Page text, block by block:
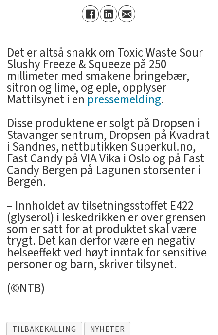
Det er altså snakk om Toxic Waste Sour
Slushy Freeze & Squeeze på 250
millimeter med smakene bringebær,
sitron og lime, og eple, opplyser
Mattilsynet i en pressemelding.
Disse produktene er solgt på Dropsen i
Stavanger sentrum, Dropsen på Kvadrat
i Sandnes, nettbutikken Superkul.no,
Fast Candy på VIA Vika i Oslo og på Fast
Candy Bergen på Lagunen storsenter i
Bergen.
– Innholdet av tilsetningsstoffet E422
(glyserol) i leskedrikken er over grensen
som er satt for at produktet skal være
trygt. Det kan derfor være en negativ
helseeffekt ved høyt inntak for sensitive
personer og barn, skriver tilsynet.
(©NTB)
TILBAKEKALLING NYHETER